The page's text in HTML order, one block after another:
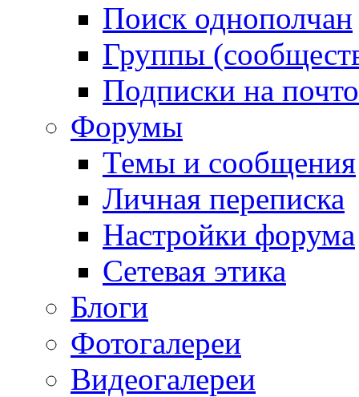
Поиск однополчан
Группы
Подписки на
Форумы
Темы и сообщения
Личная переписка
Настройки форума
Сетевая этика
Блоги
Фотогалереи
Видеогалереи